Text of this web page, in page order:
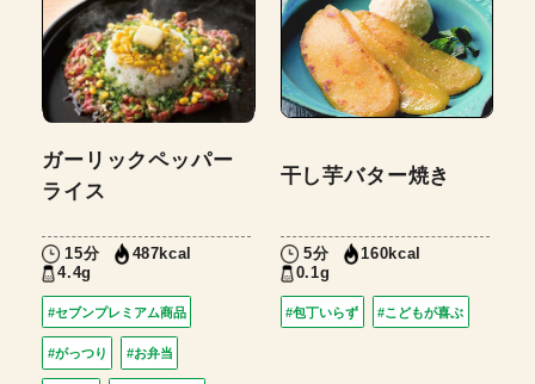
ガーリックペッパー
ライス
15分
487kcal
4.4g
#セブンプレミアム商品
#がっつり #お弁当
干し芋バター焼き
5分
160kcal
0.1g
#包丁いらず #こどもが喜ぶ